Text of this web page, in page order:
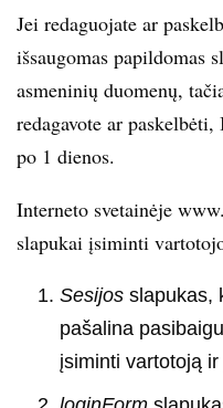
Jei redaguojate ar
išsaugomas papildomas
asmeninių duomenų,
redagavote ar
po 1 dienos.
Interneto svetainėje
slapukai įsiminti
Sesijosslapukas,
pašalina
įsiminti vartotoją